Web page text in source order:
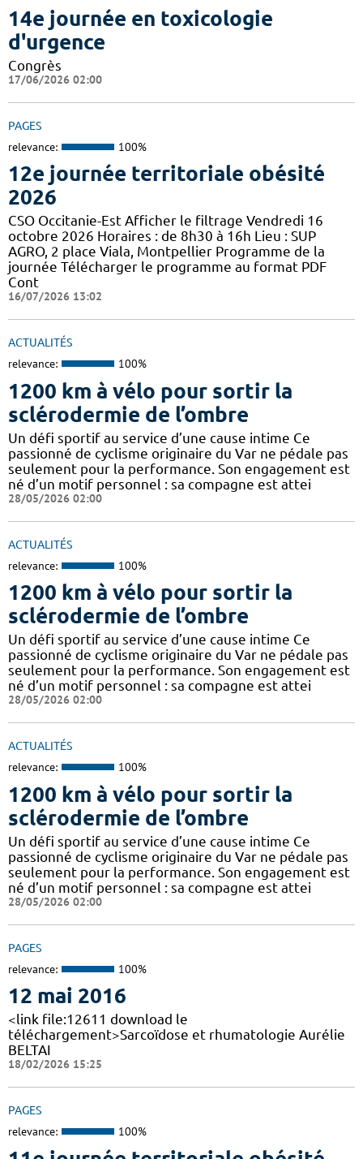
14e journée en toxicologie
d'urgence
Congrès
17/06/2026 02:00
PAGES
relevance: 100%
12e journée territoriale obésité
2026
CSO Occitanie-Est Afficher le filtrage Vendredi 16
octobre 2026 Horaires : de 8h30 à 16h Lieu : SUP
AGRO, 2 place Viala, Montpellier Programme de la
journée Télécharger le programme au format PDF
Cont
16/07/2026 13:02
ACTUALITÉS
relevance: 100%
1200 km à vélo pour sortir la
sclérodermie de l’ombre
Un défi sportif au service d’une cause intime Ce
passionné de cyclisme originaire du Var ne pédale pas
seulement pour la performance. Son engagement est
né d’un motif personnel : sa compagne est attei
28/05/2026 02:00
ACTUALITÉS
relevance: 100%
1200 km à vélo pour sortir la
sclérodermie de l’ombre
Un défi sportif au service d’une cause intime Ce
passionné de cyclisme originaire du Var ne pédale pas
seulement pour la performance. Son engagement est
né d’un motif personnel : sa compagne est attei
28/05/2026 02:00
ACTUALITÉS
relevance: 100%
1200 km à vélo pour sortir la
sclérodermie de l’ombre
Un défi sportif au service d’une cause intime Ce
passionné de cyclisme originaire du Var ne pédale pas
seulement pour la performance. Son engagement est
né d’un motif personnel : sa compagne est attei
28/05/2026 02:00
PAGES
relevance: 100%
12 mai 2016
<link file:12611 download le
téléchargement>Sarcoïdose et rhumatologie Aurélie
BELTAI
18/02/2026 15:25
PAGES
relevance: 100%